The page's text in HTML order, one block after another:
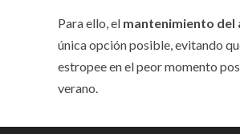
Para ello, el mantenimiento del
única opción posible, evitando
estropee en el peor momento
verano.